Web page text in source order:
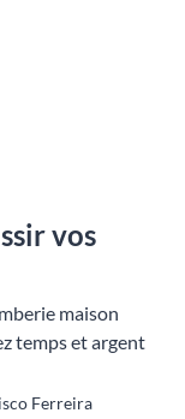
vos
maison
temps et argent
Ferreira